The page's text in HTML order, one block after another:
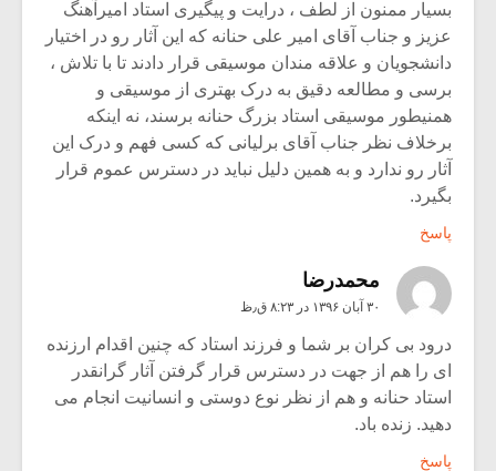
بسیار ممنون از لطف ، درایت و پیگیری استاد امیرآهنگ
عزیز و جناب آقای امیر علی حنانه که این آثار رو در اختیار
دانشجویان و علاقه مندان موسیقی قرار دادند تا با تلاش ،
برسی و مطالعه دقیق به درک بهتری از موسیقی و
همنیطور موسیقی استاد بزرگ حنانه برسند، نه اینکه
برخلاف نظر جناب آقای برلیانی که کسی فهم و درک این
آثار رو ندارد و به همین دلیل نباید در دسترس عموم قرار
بگیرد.
پاسخ
محمدرضا
۳۰ آبان ۱۳۹۶ در ۸:۲۳ ق٫ظ
درود بی کران بر شما و فرزند استاد که چنین اقدام ارزنده
ای را هم از جهت در دسترس قرار گرفتن آثار گرانقدر
استاد حنانه و هم از نظر نوع دوستی و انسانیت انجام می
دهید. زنده باد.
پاسخ